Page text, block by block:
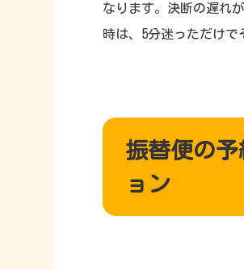
なります。決断の遅れ
時は、5分迷っただけで
振替便の
ョン